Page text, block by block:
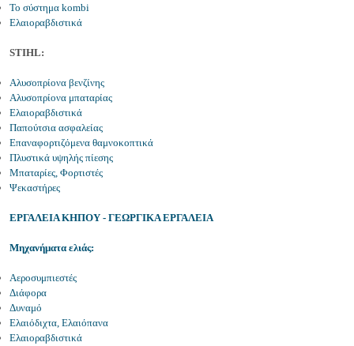
Το σύστημα kombi
Ελαιοραβδιστικά
STIHL:
Αλυσοπρίονα βενζίνης
Αλυσοπρίονα μπαταρίας
Ελαιοραβδιστικά
Παπούτσια ασφαλείας
Επαναφορτιζόμενα θαμνοκοπτικά
Πλυστικά υψηλής πίεσης
Μπαταρίες, Φορτιστές
Ψεκαστήρες
ΕΡΓΑΛΕΙΑ ΚΗΠΟΥ - ΓΕΩΡΓΙΚΑ ΕΡΓΑΛΕΙΑ
Μηχανήματα ελιάς:
Αεροσυμπιεστές
Διάφορα
Δυναμό
Ελαιόδιχτα, Ελαιόπανα
Ελαιοραβδιστικά